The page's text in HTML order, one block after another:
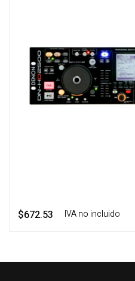
$672.53 ‎ ‎ ‎ IVA no incluido